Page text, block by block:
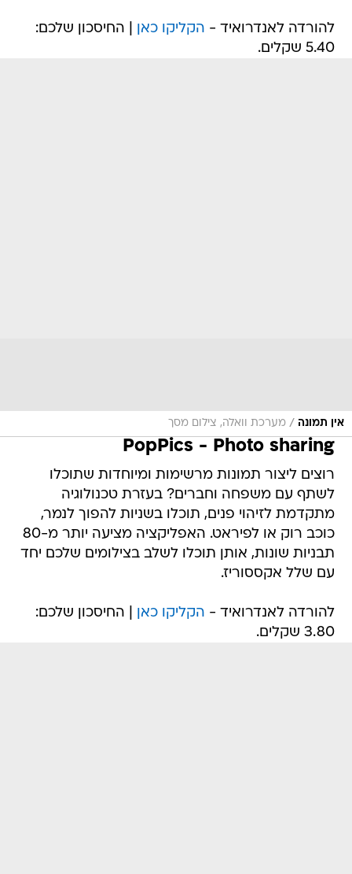
להורדה לאנדרואיד - הקליקו כאן | החיסכון שלכם:
5.40 שקלים.
אין תמונה / מערכת וואלה, צילום מסך
PopPics - Photo sharing
רוצים ליצור תמונות מרשימות ומיוחדות שתוכלו
לשתף עם משפחה וחברים? בעזרת טכנולוגיה
מתקדמת לזיהוי פנים, תוכלו בשניות להפוך לנמר,
כוכב רוק או לפיראט. האפליקציה מציעה יותר מ-80
תבניות שונות, אותן תוכלו לשלב בצילומים שלכם יחד
עם שלל אקססוריז.
להורדה לאנדרואיד - הקליקו כאן | החיסכון שלכם:
3.80 שקלים.